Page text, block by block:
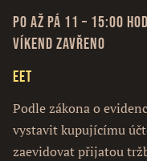
Po až Pá 11 – 15:00
Víkend zavřeno
EET
Podle zákona o
vystavit kupujícímu
zaevidovat přijatou